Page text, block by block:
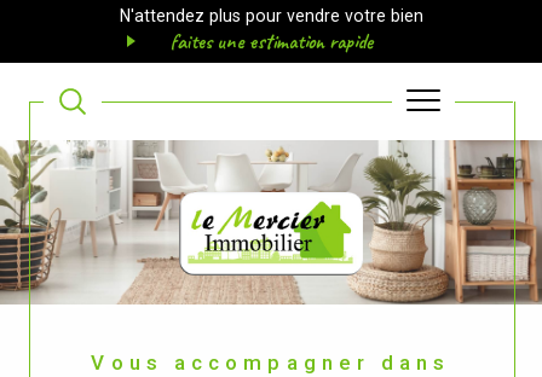
N'attendez plus pour vendre votre bien
faites une estimation rapide
Vous accompagner dans